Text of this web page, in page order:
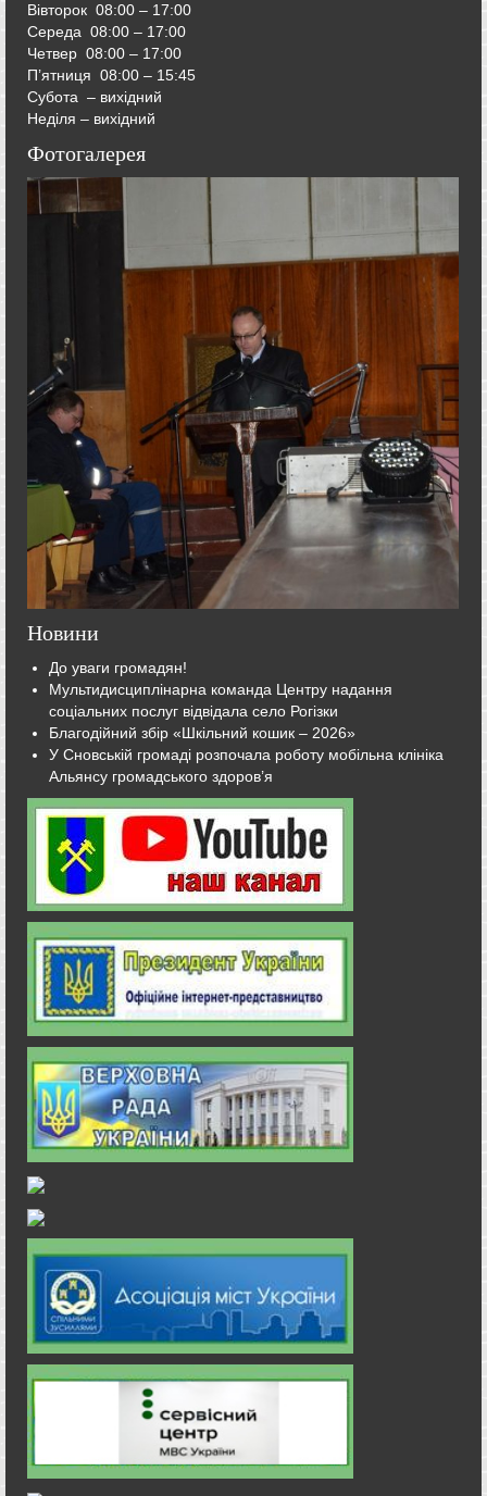
Вівторок 08:00 – 17:00
Середа 08:00 – 17:00
Четвер 08:00 – 17:00
П’ятниця 08:00 – 15:45
Субота – вихідний
Неділя – вихідний
Фотогалерея
Новини
До уваги громадян!
Мультидисциплінарна команда Центру надання
соціальних послуг відвідала село Рогізки
Благодійний збір «Шкільний кошик – 2026»
У Сновській громаді розпочала роботу мобільна клініка
Альянсу громадського здоров’я